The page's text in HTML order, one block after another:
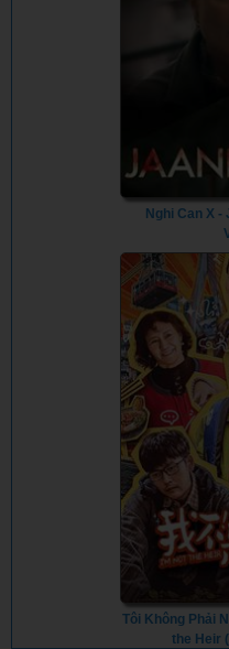
Nghi Can X -
Tôi Không Phải
the Heir